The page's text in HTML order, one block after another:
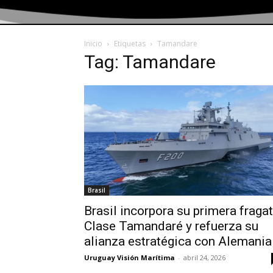
Inicio Etiquetas Tamandare
Tag: Tamandare
Brasil
Brasil incorpora su primera
Clase Tamandaré y refuerza su
alianza estratégica con Alemania
Uruguay Visión Marítima - abril 24, 2026